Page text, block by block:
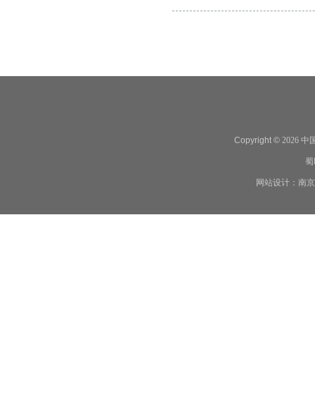
Copyright © 2026 中
网站设计：南